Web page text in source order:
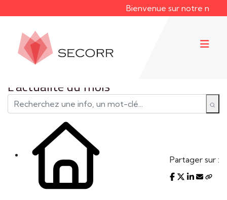
Bienvenue sur notre
L'actualité du mois
Partager sur :